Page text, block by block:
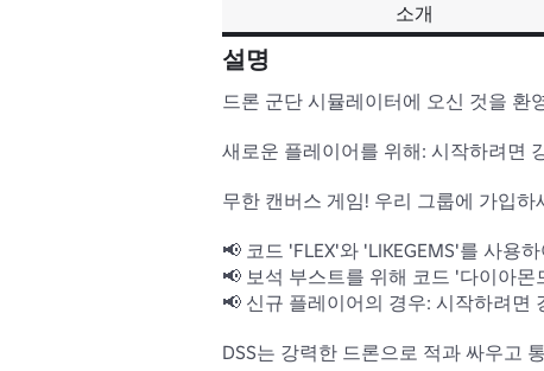
소개
설명
드론 군단 시뮬레이터에 오신 것을 환
새로운 플레이어를 위해: 시작하려면
무한 캔버스 게임! 우리 그룹에 가입하
📢 코드 'FLEX'와 'LIKEGEMS'를 사용
📢 보석 부스트를 위해 코드 '다이아몬
📢 신규 플레이어의 경우: 시작하려면
DSS는 강력한 드론으로 적과 싸우고